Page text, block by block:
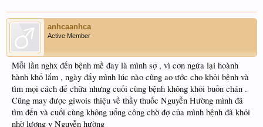
anhcaanhca
Active Member
Mỗi lần nghx đến bệnh mề đay là mình sợ , vì cơn ngứa lại hoành
hành khổ lắm , ngày đấy mình lúc nào cũng ao ước cho khỏi bệnh và
tìm mọi cách để chữa nhưng cuối cùng bệnh không khỏi buồn chán .
Cũng may được giwois thiệu về thầy thuốc Nguyễn Hường mình đã
tìm đến và cuối cùng không uổng công chờ đợ của mình bệnh đã khỏi
nhờ lương y Nguyễn hường